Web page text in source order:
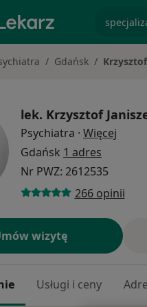
Gdańsk
lek. Krzysztof
Psychiatra · Więcej
Gdańsk 1 adres
Nr PWZ: 2612535
266 opinii
wizytę
Usługi i ceny